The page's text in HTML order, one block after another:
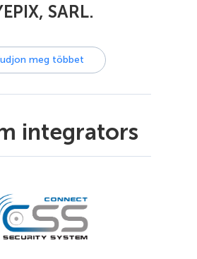
SARL.
meg többet
integrators